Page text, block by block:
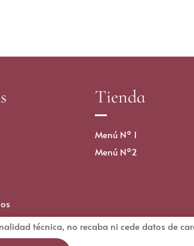
Tienda
Menú Nº 1
Menú Nº2
técnica, no recaba ni cede datos de